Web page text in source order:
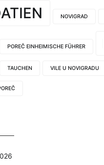
NOVIGRAD
POREČ EINHEIMISCHE FÜHRER
TAUCHEN VILE U NOVIGRADU